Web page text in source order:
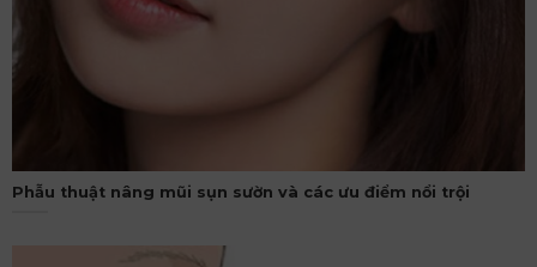
Phẫu thuật nâng mũi sụn sườn và các ưu điểm nổi trội